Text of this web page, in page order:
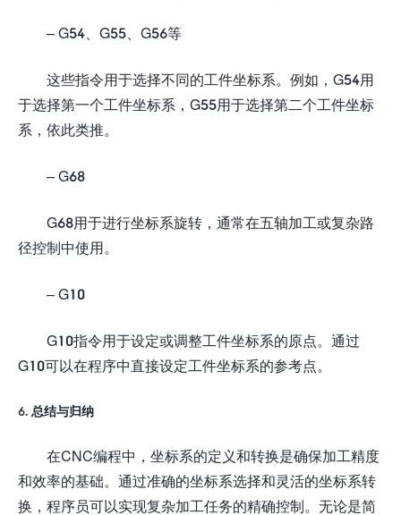
– G54、G55、G56等
这些指令用于选择不同的工件坐标系。例如，G54用
于选择第一个工件坐标系，G55用于选择第二个工件坐标
系，依此类推。
– G68
G68用于进行坐标系旋转，通常在五轴加工或复杂路
径控制中使用。
– G10
G10指令用于设定或调整工件坐标系的原点。通过
G10可以在程序中直接设定工件坐标系的参考点。
6. 总结与归纳
在CNC编程中，坐标系的定义和转换是确保加工精度
和效率的基础。通过准确的坐标系选择和灵活的坐标系转
换，程序员可以实现复杂加工任务的精确控制。无论是简